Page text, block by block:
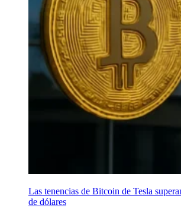
Las tenencias de Bitcoin de Tesla
de dólares